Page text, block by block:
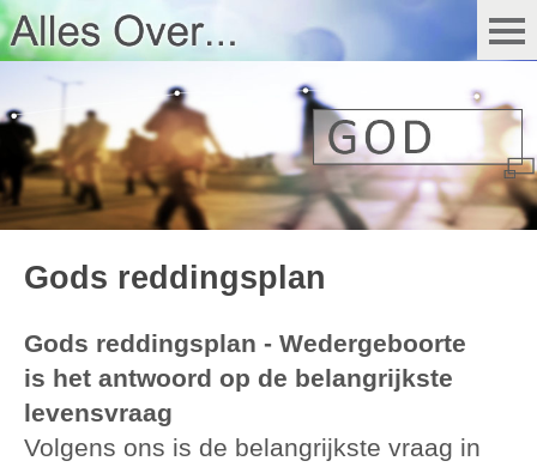
Gods reddingsplan
Gods reddingsplan - Wedergeboorte
is het antwoord op de belangrijkste
levensvraag
Volgens ons is de belangrijkste vraag in